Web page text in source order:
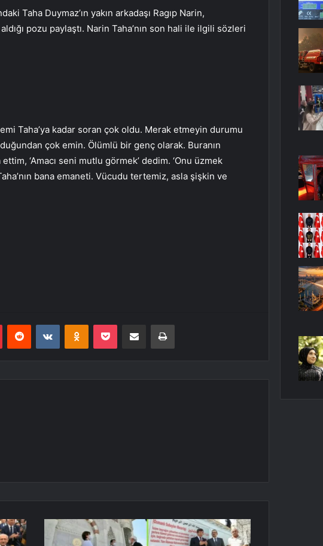
Taha Duymaz’ın yakın arkadaşı Ragıp Narin,
pozu paylaştı. Narin Taha’nın son hali ile ilgili sözleri
Taha’ya kadar soran çok oldu. Merak etmeyin durumu
çok emin. Ölümlü bir genç olarak. Buranın
‘Amacı seni mutlu görmek’ dedim. ‘Onu üzmek
bana emaneti. Vücudu tertemiz, asla şişkin ve
PinterestReddit VKontakteOdnoklassniki
Pocket E-Posta ile paylaş Yazdır